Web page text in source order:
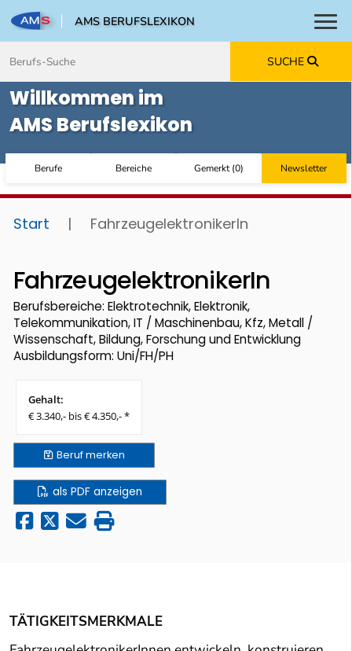
AMS BERUFSLEXIKON
SUCHE
Willkommen im
AMS Berufslexikon
Berufe Bereiche Gemerkt(0) Newsletter
Start | FahrzeugelektronikerIn
FahrzeugelektronikerIn
Berufsbereiche: Elektrotechnik, Elektronik,
Telekommunikation, IT / Maschinenbau, Kfz, Metall /
Wissenschaft, Bildung, Forschung und Entwicklung
Ausbildungsform: Uni/FH/PH
Gehalt:
€ 3.340,- bis € 4.350,- *
Berufmerken
als PDF anzeigen
TÄTIGKEITSMERKMALE